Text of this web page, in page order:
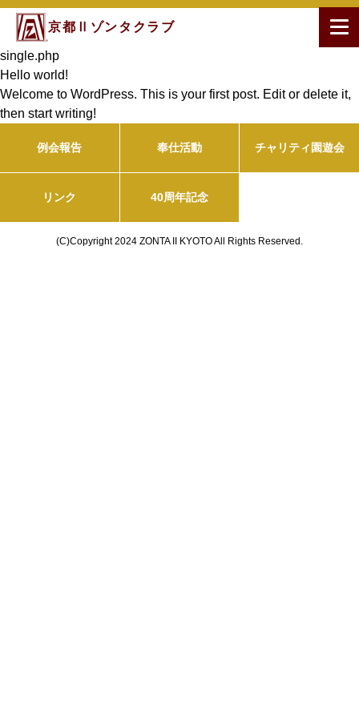
京都Ⅱゾンタクラブ
single.php
Hello world!
Welcome to WordPress. This is your first post. Edit or delete it,
then start writing!
例会報告 奉仕活動 チャリティ園遊会
リンク 40周年記念
(C)Copyright 2024 ZONTA II KYOTO All Rights Reserved.